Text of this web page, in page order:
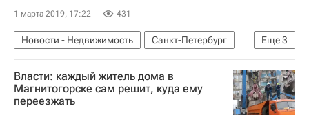
1 марта 2019, 17:22 431
Еще3
Новости - Недвижимость
Санкт-Петербург
Ремонт
Инфраструктура Мосты
Власти: каждый житель дома в
Магнитогорске сам решит, куда ему
переезжать